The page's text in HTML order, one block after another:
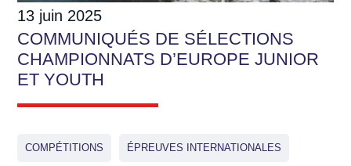
13 juin 2025
COMMUNIQUÉS DE SÉLECTIONS
CHAMPIONNATS D’EUROPE JUNIOR
ET YOUTH
COMPÉTITIONS ÉPREUVES INTERNATIONALES